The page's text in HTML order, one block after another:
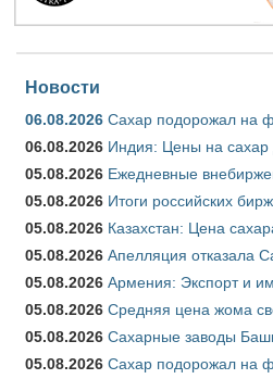
Новости
06.08.2026 Сахар подорожал на
06.08.2026 Индия: Цены на сахар
05.08.2026 Ежедневные
05.08.2026 Итоги российских
05.08.2026 Казахстан: Цена
05.08.2026 Апелляция отказала
05.08.2026 Армения: Экспорт и
05.08.2026 Средняя цена жома
05.08.2026 Сахарные заводы
05.08.2026 Сахар подорожал на